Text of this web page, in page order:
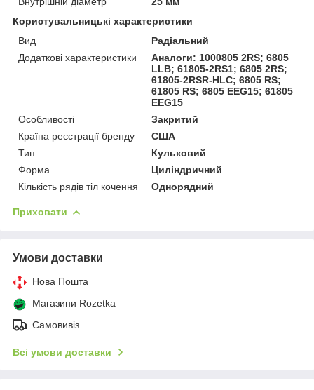
Користувальницькі характеристики
Вид
Радіальний
Додаткові характеристики
Аналоги: 1000805 2RS; 6805
LLB; 61805-2RS1; 6805 2RS;
61805-2RSR-HLC; 6805 RS;
61805 RS; 6805 EEG15; 61805
EEG15
Особливості
Закритий
Країна реєстрації бренду
США
Тип
Кульковий
Форма
Циліндричний
Кількість рядів тіл кочення
Однорядний
Приховати
Умови доставки
Нова Пошта
Магазини Rozetka
Самовивіз
Всі умови доставки